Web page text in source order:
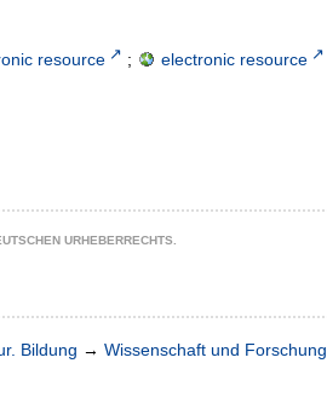
resource ;
electronic resource
URHEBERRECHTS.
Bildung → Wissenschaft und Forschung